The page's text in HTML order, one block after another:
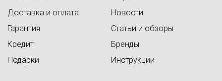
Доставка и оплата
Гарантия
Кредит
Подарки
Новости
Статьи и обзоры
Бренды
Инструкции